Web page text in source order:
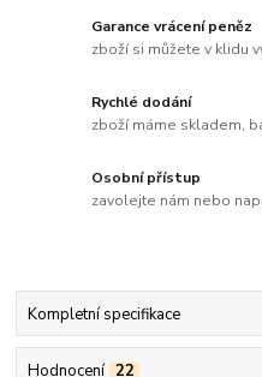
Garance vrácení peněz
zboží si můžete v klidu
Rychlé dodání
zboží máme skladem,
Osobní přístup
zavolejte nám nebo
Kompletní specifikace
Hodnocení 22